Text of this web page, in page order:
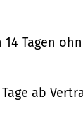
Tagen
ab